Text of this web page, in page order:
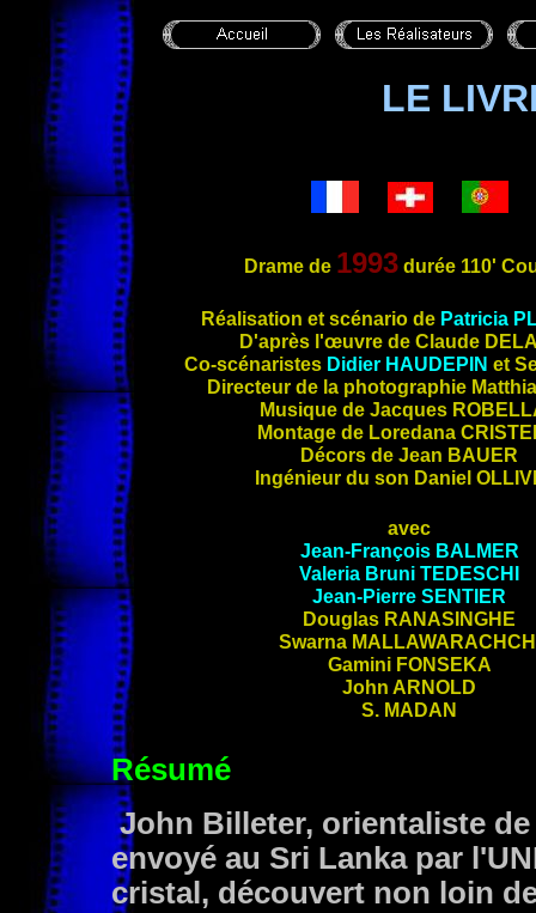
LE
Drame de 1993 durée 110'
Réalisation et scénario de Patricia
D'après l'œuvre de Claude
Co-scénaristes Didier HAUDEPIN et
Directeur de la photographie
Musique de Jacques
Montage de Loredana
Décors de Jean BAUER
Ingénieur du son Daniel
avec
Jean-François BALMER
Valeria Bruni TEDESCHI
Jean-Pierre SENTIER
Douglas RANASINGHE
Swarna
Gamini FONSEKA
John ARNOLD
S. MADAN
Résumé
John Billeter, orientaliste
envoyé au Sri Lanka par
cristal, découvert non loin